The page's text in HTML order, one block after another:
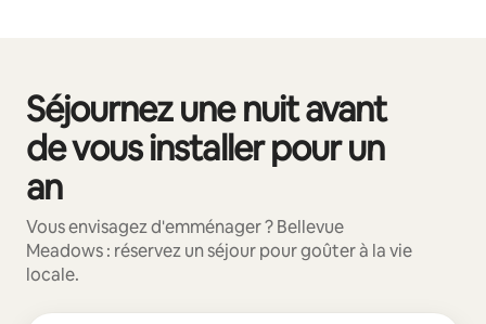
Séjournez une nuit avant
de vous installer pour un
an
Vous envisagez d'emménager ? Bellevue
Meadows : réservez un séjour pour goûter à la vie
locale.
0 sur 0 élément visible